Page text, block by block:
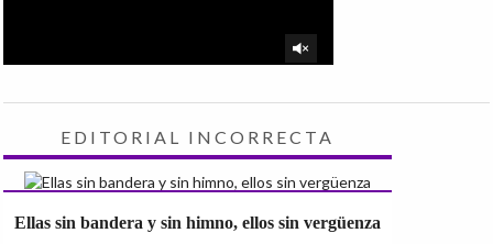
EDITORIAL INCORRECTA
Ellas sin bandera y sin himno, ellos sin vergüenza